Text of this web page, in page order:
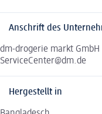
Anschrift des
dm-drogerie markt GmbH
ServiceCenter@dm.de
Hergestellt in